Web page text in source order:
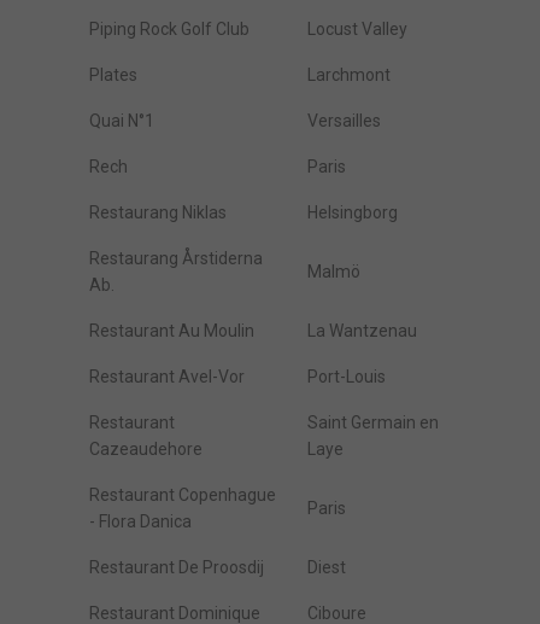
Piping Rock Golf Club Locust Valley
Plates Larchmont
Quai N°1 Versailles
Rech Paris
Restaurang Niklas Helsingborg
Restaurang Årstiderna
Ab.
Malmö
Restaurant Au Moulin La Wantzenau
Restaurant Avel-Vor Port-Louis
Restaurant
Cazeaudehore
Saint Germain en
Laye
Restaurant Copenhague
- Flora Danica
Paris
Restaurant De Proosdij Diest
Restaurant Dominique Ciboure